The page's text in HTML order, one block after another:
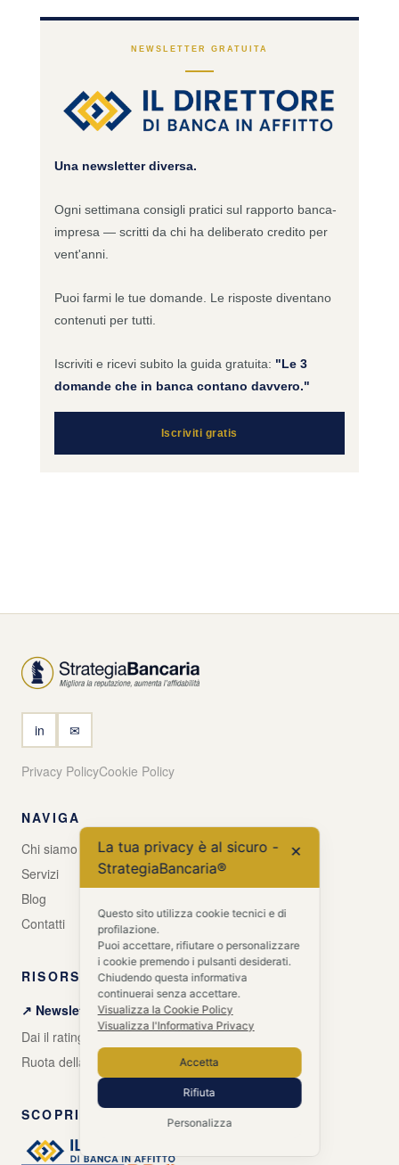
NEWSLETTER GRATUITA
Una newsletter diversa.
Ogni settimana consigli pratici sul rapporto banca-
impresa — scritti da chi ha deliberato credito per
vent'anni.
Puoi farmi le tue domande. Le risposte diventano
contenuti per tutti.
Iscriviti e ricevi subito la guida gratuita: "Le 3
domande che in banca contano davvero."
Iscriviti gratis
in ✉
Privacy PolicyCookie Policy
NAVIGA
Chi siamo
Servizi
Blog
Contatti
RISORSE GRATUITE
↗ Newsletter + Guida gratuita
Dai il rating alle tue banche
Ruota della Vita Aziendale
SCOPRI ANCHE
La tua privacy è al sicuro -
StrategiaBancaria®
✕
Questo sito utilizza cookie tecnici e di
profilazione.
Puoi accettare, rifiutare o personalizzare
i cookie premendo i pulsanti desiderati.
Chiudendo questa informativa
continuerai senza accettare.
Visualizza la Cookie Policy
Visualizza l'Informativa Privacy
Accetta
Rifiuta
Personalizza